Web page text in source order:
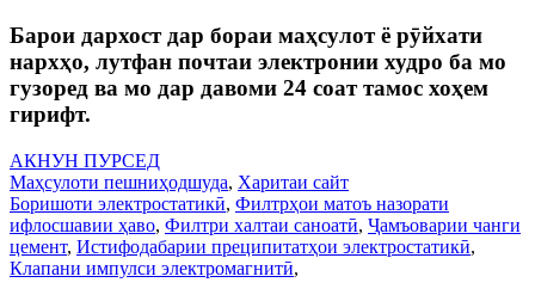
Барои дархост дар бораи маҳсулот ё рӯйхати
нархҳо, лутфан почтаи электронии худро ба мо
гузоред ва мо дар давоми 24 соат тамос хоҳем
гирифт.
АКНУН ПУРСЕД
Маҳсулоти пешниҳодшуда, Харитаи сайт
Боришоти электростатикӣ, Филтрҳои матоъ назорати
ифлосшавии ҳаво, Филтри халтаи саноатӣ, Ҷамъоварии чанги
цемент, Истифодабарии преципитатҳои электростатикӣ,
Клапани импулси электромагнитӣ,